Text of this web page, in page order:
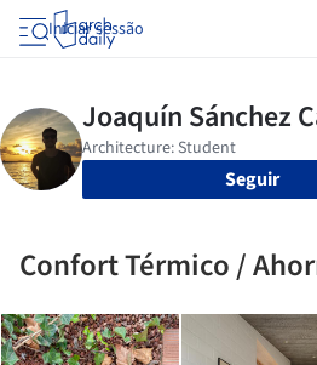
Iniciar sessão
Seguir
Confort Térmico /